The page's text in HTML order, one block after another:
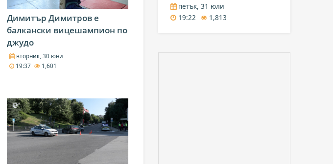
Димитър Димитров е
балкански вицешампион по
джудо
вторник, 30 юни
19:37
1,601
петък, 31 юли
19:22
1,813